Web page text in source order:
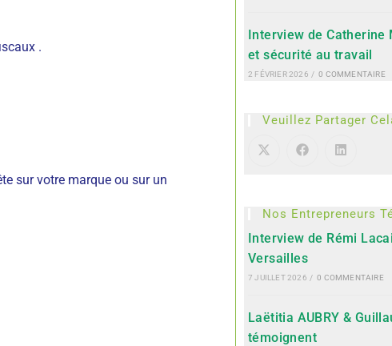
.
sur votre marque ou sur un
Interview de Catherine
et sécurité au travail
2 FÉVRIER 2026 / 0 COMMENTAIRE
Veuillez Partager
Nos Entrepreneurs
Interview de Rémi
Versailles
7 JUILLET 2026 / 0 COMMENTAIRE
Laëtitia AUBRY &
témoignent